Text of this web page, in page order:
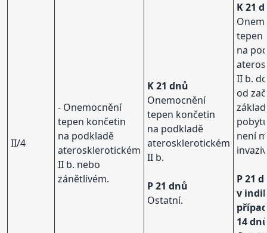
II/4
- Onemocnění
tepen končetin
na podkladě
aterosklerotickém
II b. nebo
zánětlivém.
K 21 dnů
Onemocnění
tepen končetin
na podkladě
aterosklerotickém
II b.
P 21 dnů
Ostatní.
K 21
tepen
na
II b.
od
není
P 21
v
14